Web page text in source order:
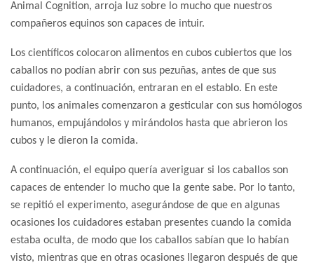
Animal Cognition, arroja luz sobre lo mucho que nuestros
compañeros equinos son capaces de intuir.
Los científicos colocaron alimentos en cubos cubiertos que los
caballos no podían abrir con sus pezuñas, antes de que sus
cuidadores, a continuación, entraran en el establo. En este
punto, los animales comenzaron a gesticular con sus homólogos
humanos, empujándolos y mirándolos hasta que abrieron los
cubos y le dieron la comida.
A continuación, el equipo quería averiguar si los caballos son
capaces de entender lo mucho que la gente sabe. Por lo tanto,
se repitió el experimento, asegurándose de que en algunas
ocasiones los cuidadores estaban presentes cuando la comida
estaba oculta, de modo que los caballos sabían que lo habían
visto, mientras que en otras ocasiones llegaron después de que